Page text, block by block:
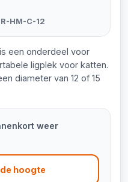
HM-C-12
een onderdeel voor
ligplek voor katten.
diameter van 12 of 15
weer
hoogte